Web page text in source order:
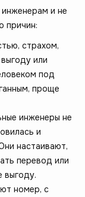
и не
причин:
страхом,
или
под
проще
инженеры не
и
настаивают,
перевод или
выгоду.
номер, с